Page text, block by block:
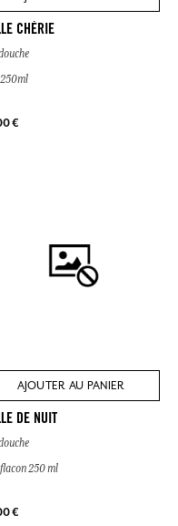
CHÉRIE
250ml
€
AJOUTER AU PANIER
DE NUIT
flacon 250 ml
€